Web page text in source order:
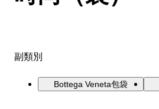
副類別
Bottega Veneta包袋